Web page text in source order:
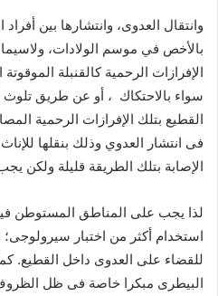
وانتقال العدوى، وانتشارها بين
بالأخص في موسم الولادات، ولاسيما
الإفرازات الرحمية كالقنبلة
سواء بالاحتكاك ، أو عن طريق تلوث
القطيع بتلك الإفرازات الرحمية
فى انتشار العدوي وذلك بنقلها
الإصابة بتلك الطريقة قليلة ولكن
لذا يجب على المناطق المستوطن
استخدام أكثر من اختبار سيرولوجى؛
للقضاء على العدوى داخل القطيع.
البيطرى مبكرا خاصة فى ظل